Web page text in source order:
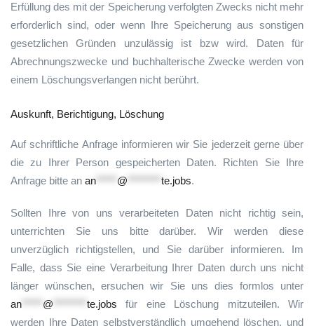
Erfüllung des mit der Speicherung verfolgten Zwecks nicht mehr
erforderlich sind, oder wenn Ihre Speicherung aus sonstigen
gesetzlichen Gründen unzulässig ist bzw wird. Daten für
Abrechnungszwecke und buchhalterische Zwecke werden von
einem Löschungsverlangen nicht berührt.
Auskunft, Berichtigung, Löschung
Auf schriftliche Anfrage informieren wir Sie jederzeit gerne über
die zu Ihrer Person gespeicherten Daten. Richten Sie Ihre
Anfrage bitte an an @ te.jobs.
Sollten Ihre von uns verarbeiteten Daten nicht richtig sein,
unterrichten Sie uns bitte darüber. Wir werden diese
unverzüglich richtigstellen, und Sie darüber informieren. Im
Falle, dass Sie eine Verarbeitung Ihrer Daten durch uns nicht
länger wünschen, ersuchen wir Sie uns dies formlos unter
an
@ te.jobs für eine Löschung mitzuteilen. Wir
werden Ihre Daten selbstverständlich umgehend löschen, und